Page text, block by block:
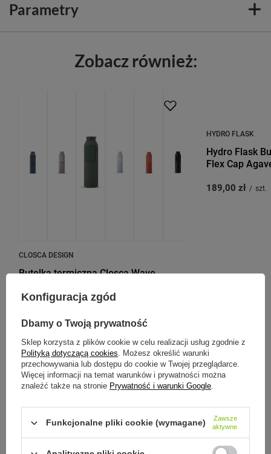
Parametry
Zobacz również:
CLOSCA DESIGN
Butelka termiczna Closca Wave
HYDRO FLASK
Hydro Flask
Flex Cap
189,00 zł / szt.
Zobacz inne produkty tego
producenta
Konfiguracja zgód
Dbamy o Twoją prywatność
Sklep korzysta z plików cookie w celu realizacji usług zgodnie z
Polityką dotyczącą cookies. Możesz określić warunki
przechowywania lub dostępu do cookie w Twojej przeglądarce.
Więcej informacji na temat warunków i prywatności można
znaleźć także na stronie Prywatność i warunki Google.
Funkcjonalne pliki cookie (wymagane)
Zawsze
aktywne